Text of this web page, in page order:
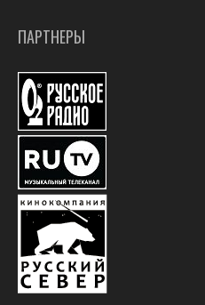
ПАРТНЕРЫ